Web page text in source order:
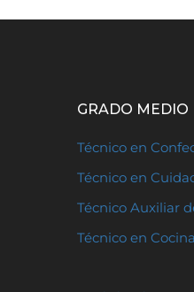
GRADO MEDIO
Técnico en
Técnico en
Técnico Auxiliar
Técnico en